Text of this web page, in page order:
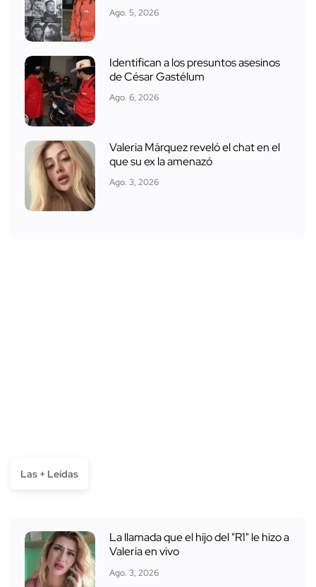
Ago. 5, 2026
Identifican a los presuntos asesinos
de César Gastélum
Ago. 6, 2026
Valeria Márquez reveló el chat en el
que su ex la amenazó
Ago. 3, 2026
Las + Leídas
La llamada que el hijo del "R1" le hizo a
Valeria en vivo
Ago. 3, 2026